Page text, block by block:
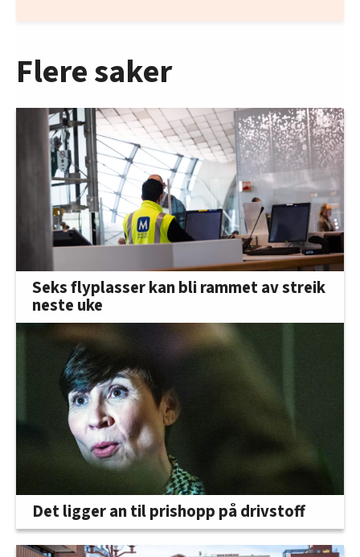
Flere saker
Seks flyplasser kan bli rammet av streik
neste uke
Det ligger an til prishopp på drivstoff